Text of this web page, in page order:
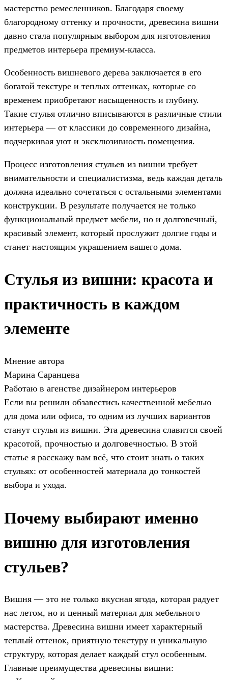
мастерство ремесленников. Благодаря своему
благородному оттенку и прочности, древесина вишни
давно стала популярным выбором для изготовления
предметов интерьера премиум-класса.
Особенность вишневого дерева заключается в его
богатой текстуре и теплых оттенках, которые со
временем приобретают насыщенность и глубину.
Такие стулья отлично вписываются в различные стили
интерьера — от классики до современного дизайна,
подчеркивая уют и эксклюзивность помещения.
Процесс изготовления стульев из вишни требует
внимательности и специалистизма, ведь каждая деталь
должна идеально сочетаться с остальными элементами
конструкции. В результате получается не только
функциональный предмет мебели, но и долговечный,
красивый элемент, который прослужит долгие годы и
станет настоящим украшением вашего дома.
Стулья из вишни: красота и
практичность в каждом
элементе
Мнение автора
Марина Саранцева
Работаю в агенстве дизайнером интерьеров
Если вы решили обзавестись качественной мебелью
для дома или офиса, то одним из лучших вариантов
станут стулья из вишни. Эта древесина славится своей
красотой, прочностью и долговечностью. В этой
статье я расскажу вам всё, что стоит знать о таких
стульях: от особенностей материала до тонкостей
выбора и ухода.
Почему выбирают именно
вишню для изготовления
стульев?
Вишня — это не только вкусная ягода, которая радует
нас летом, но и ценный материал для мебельного
мастерства. Древесина вишни имеет характерный
теплый оттенок, приятную текстуру и уникальную
структуру, которая делает каждый стул особенным.
Главные преимущества древесины вишни: